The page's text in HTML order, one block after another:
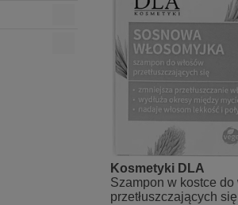
Kosmetyki DLA
Szampon w kostce do
przetłuszczających